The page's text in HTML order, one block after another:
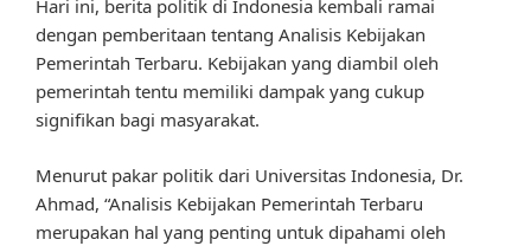
Hari ini, berita politik di Indonesia kembali ramai
dengan pemberitaan tentang Analisis Kebijakan
Pemerintah Terbaru. Kebijakan yang diambil oleh
pemerintah tentu memiliki dampak yang cukup
signifikan bagi masyarakat.
Menurut pakar politik dari Universitas Indonesia, Dr.
Ahmad, “Analisis Kebijakan Pemerintah Terbaru
merupakan hal yang penting untuk dipahami oleh